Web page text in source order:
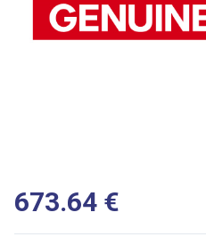
673.64